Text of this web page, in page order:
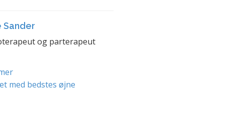
Sander
og parterapeut
med bedstes øjne